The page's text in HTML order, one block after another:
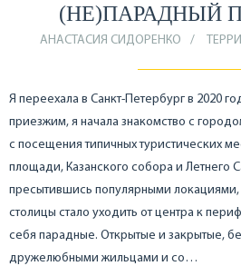
(НЕ)ПАРАДНЫЙ
АНАСТАСИЯ СИДОРЕНКО
Я переехала в Санкт-Петербург в 2020
приезжим, я начала знакомство с
с посещения типичных туристических
площади, Казанского собора и Летнего
пресытившись популярными локациями,
столицы стало уходить от центра к
себя парадные. Открытые и закрытые,
дружелюбными жильцами и со…